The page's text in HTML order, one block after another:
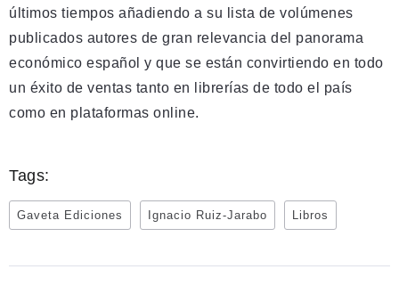
últimos tiempos añadiendo a su lista de volúmenes
publicados autores de gran relevancia del panorama
económico español y que se están convirtiendo en todo
un éxito de ventas tanto en librerías de todo el país
como en plataformas online.
Tags:
Gaveta Ediciones Ignacio Ruiz-Jarabo Libros